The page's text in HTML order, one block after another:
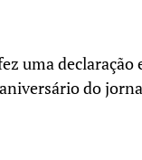
uma declaração
do